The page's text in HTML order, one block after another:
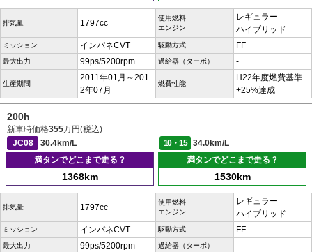
排気量 1797cc
使用燃料
エンジン
レギュラー
ハイブリッド
ミッション インパネCVT 駆動方式 FF
最大出力 99ps/5200rpm 過給器（ターボ） -
生産期間
2011年01月～201
2年07月
燃費性能
H22年度燃費基準
+25%達成
200h
新車時価格355万円(税込)
JC08
30.4km/L 10・15
34.0km/L
満タンでどこまで走る？
1368km
満タンでどこまで走る？
1530km
排気量 1797cc
使用燃料
エンジン
レギュラー
ハイブリッド
ミッション インパネCVT 駆動方式 FF
最大出力 99ps/5200rpm 過給器（ターボ） -